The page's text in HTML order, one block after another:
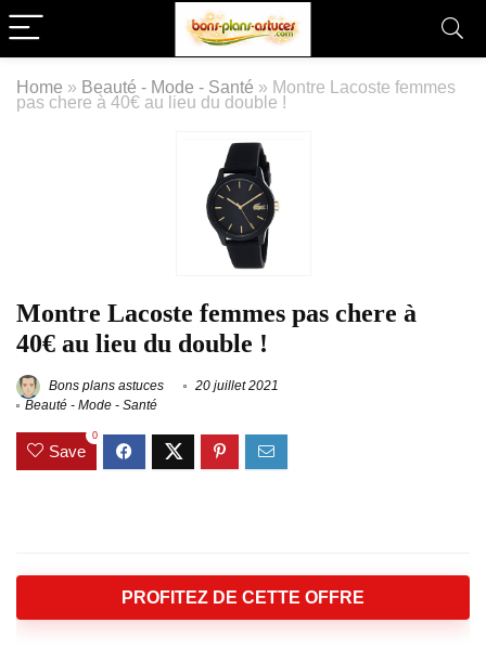
Home » Beauté - Mode - Santé » Montre Lacoste femmes
pas chere à 40€ au lieu du double !
Montre Lacoste femmes pas chere à
40€ au lieu du double !
Bons plans astuces
20 juillet 2021
Beauté - Mode - Santé
Save
0
PROFITEZ DE CETTE OFFRE